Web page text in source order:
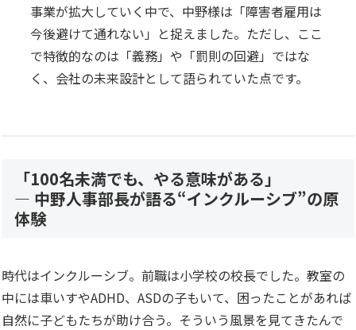
事業が拡大していく中で、中野様は「障害者雇用は
今後避けて通れない」と捉えました。ただし、ここ
で特徴的なのは「義務」や「罰則の回避」ではな
く、会社の未来設計として語られていた点です。
「100名未満でも、やる意味がある」
— 中野人事部長が語る“インクルーシブ”の原
体験
時代はインクルーシブ。前職は小学校の校長でした。教室の
中には車いすやADHD、ASDの子もいて、困ったことがあれば
自然に子どもたちが助け合う。そういう風景を見てきたんで